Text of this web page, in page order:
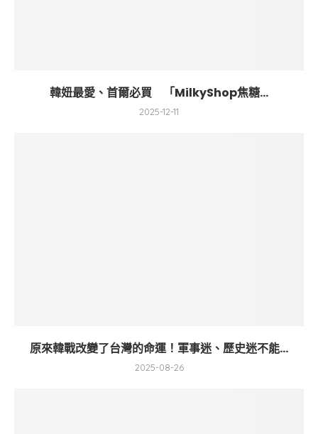
韓妞最愛、首爾必買 「MilkyShop焦糖...
2025-12-11
原來韓戰改變了台灣的命運！軍事迷、歷史迷不能...
2025-08-26